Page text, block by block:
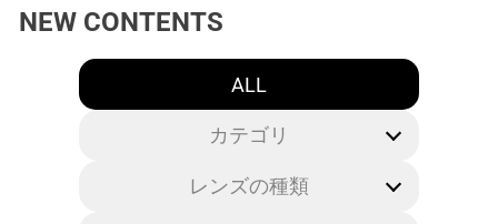
NEW CONTENTS
ALL
カテゴリ
レンズの種類